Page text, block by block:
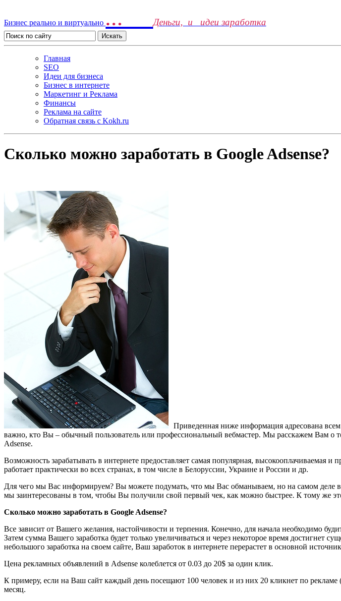
Бизнес реально и виртуально ... Деньги, и идеи заработка
Главная
SEO
Идеи для бизнеса
Бизнес в интернете
Маркетинг и Реклама
Финансы
Реклама на сайте
Обратная связь c Kokh.ru
Сколько можно заработать в Google Adsense?
Приведенная ниже информация адресована
важно, кто Вы – обычный пользователь или профессиональный вебмастер. Мы расскажем Вам о
Adsense.
Возможность зарабатывать в интернете предоставляет самая популярная, высокооплачиваемая
работает практически во всех странах, в том числе в Белоруссии, Украине и России и др.
Для чего мы Вас информируем? Вы можете подумать, что мы Вас обманываем, но на самом деле
мы заинтересованы в том, чтобы Вы получили свой первый чек, как можно быстрее. К тому же
Сколько можно заработать в Google Adsense?
Все зависит от Вашего желания, настойчивости и терпения. Конечно, для начала необходимо
Затем сумма Вашего заработка будет только увеличиваться и через некоторое время достигнет
небольшого заработка на своем сайте, Ваш заработок в интернете перерастет в основной
Цена рекламных объявлений в Adsense колеблется от 0.03 до 20$ за один клик.
К примеру, если на Ваш сайт каждый день посещают 100 человек и из них 20 кликнет по
месяц.